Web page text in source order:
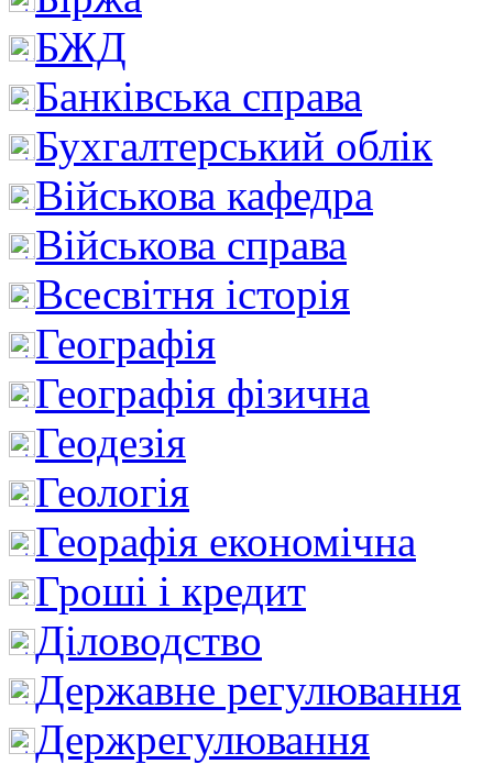
БЖД
Банківська справа
Бухгалтерський облік
Військова кафедра
Військова справа
Всесвітня історія
Географія
Географія фізична
Геодезія
Геологія
Георафія економічна
Гроші і кредит
Діловодство
Державне регулювання
Держрегулювання